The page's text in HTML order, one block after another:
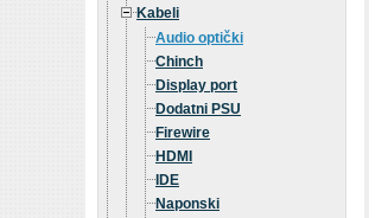
Kabeli
Audio optički
Chinch
Display port
Dodatni PSU
Firewire
HDMI
IDE
Naponski